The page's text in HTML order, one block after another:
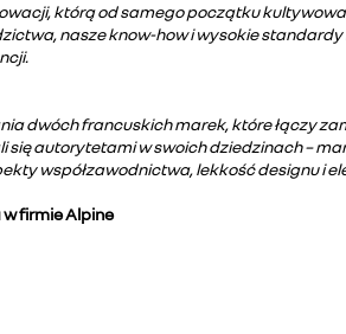
którą od samego początku
nasze know-how i wysokie
dwóch francuskich marek, które łączy
się autorytetami w swoich dziedzinach –
współzawodnictwa, lekkość designu i
firmie Alpine